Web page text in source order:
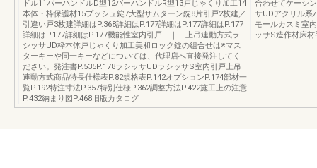
ドル11バーハンドルD型12バーハンドルR型13戸じゃくり加工14
本体・枠保護材15プッシュ錠7大型サムターン錠8片引戸2枚建／
引違い戸3枚建詳細はP.368詳細はP.177詳細はP.177詳細はP.177
詳細はP.177詳細はP.177機能性室内引戸 ｜ 上吊連動方式ラ
シッサUD枠本体戸じゃくり加工美和ロック錠の組合せは※マス
ターキーや同一キーなどについては、代理店へ直接発注してく
ださい。発注書P.535P.178ラシッサUDラシッサS室内引戸上吊
連動方式商品特長仕様表P.82規格表P.142オプションP.174部材一
覧P.192特注寸法P.357特別仕様P.362調整方法P.422施工上の注意
P.432納まり図P.468旧版カタログ
合わせてケーシ
サUDアクリル系
モールカスミ室
ッサS造作材床